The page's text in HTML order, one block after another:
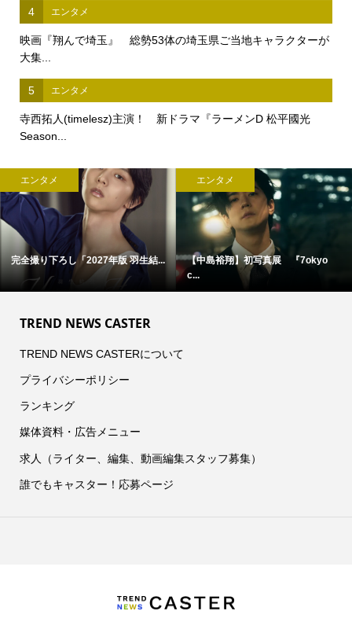
4 エンタメ
映画『翔んで埼玉』 総勢53体の埼玉県ご当地キャラクターが
大集...
5 エンタメ
寺西拓人(timelesz)主演！ 新ドラマ『ラーメンD 松平國光
Season...
エンタメ
完全撮り下ろし「2027年版 羽生結...
エンタメ
【中島裕翔】初写真展 『7okyo
c...
TREND NEWS CASTER
TREND NEWS CASTERについて
プライバシーポリシー
ランキング
媒体資料・広告メニュー
求人（ライター、編集、動画編集スタッフ募集）
誰でもキャスター！応募ページ